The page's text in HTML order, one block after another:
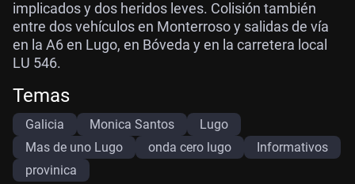
implicados y dos heridos leves. Colisión también
entre dos vehículos en Monterroso y salidas de vía
en la A6 en Lugo, en Bóveda y en la carretera local
LU 546.
Temas
Galicia Monica Santos
Lugo
Mas de uno Lugo
onda cero lugo
Informativos
provinica